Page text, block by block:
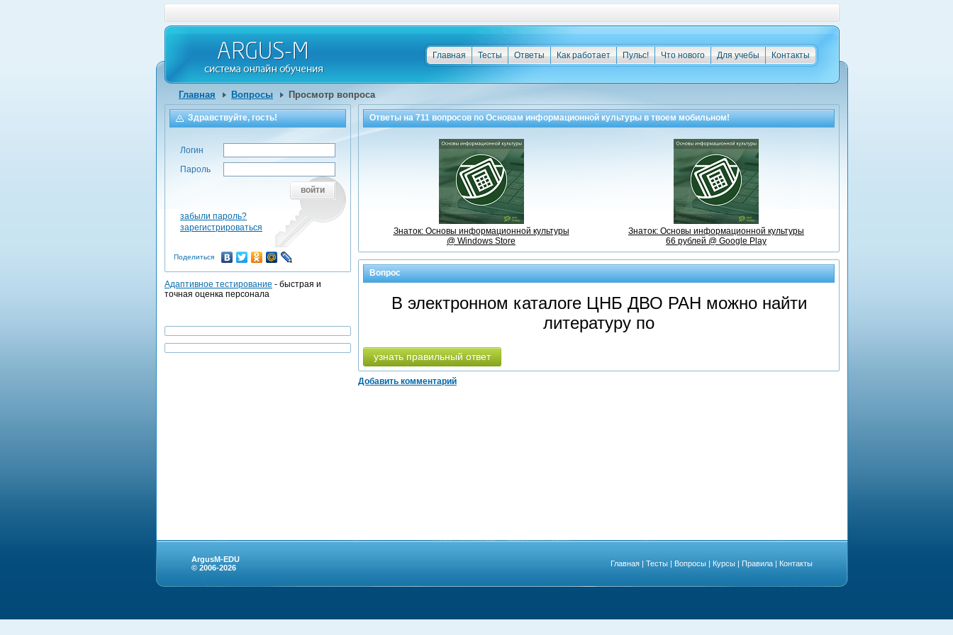
Контакты
Для учебы
Что нового
Пульс!
Как работает
Ответы
Тесты
Главная
Главная Вопросы Просмотр вопроса
Ответы на711вопросов поОсновам информационной культурыв твоем мобильном!
Знаток: Основы информационной культуры
@ Windows Store
Знаток: Основы информационной культуры
66 рублей @ Google Play
Вопрос
В электронном каталоге ЦНБ ДВО РАН можно найти
литературу по
узнать правильный ответ
Добавить комментарий
Здравствуйте, гость!
Логин
Пароль
войти
забыли пароль?
зарегистрироваться
Поделиться
Адаптивное тестирование - быстрая и
точная оценка персонала
ArgusM-EDU
© 2006-2026
Главная | Тесты | Вопросы | Курсы | Правила | Контакты